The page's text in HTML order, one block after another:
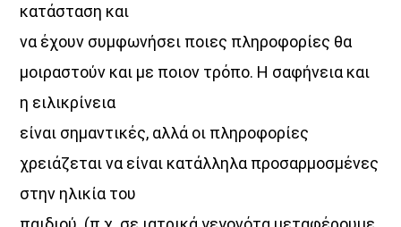
κατάσταση και
να έχουν συμφωνήσει ποιες πληροφορίες θα
μοιραστούν και με ποιον τρόπο. Η σαφήνεια και
η ειλικρίνεια
είναι σημαντικές, αλλά οι πληροφορίες
χρειάζεται να είναι κατάλληλα προσαρμοσμένες
στην ηλικία του